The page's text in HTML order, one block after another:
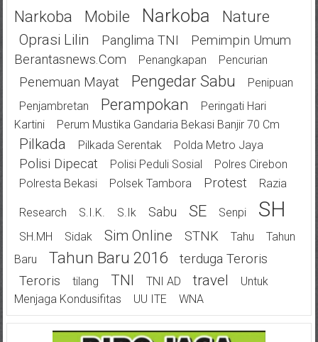
Narkoba
Mobile Narkoba Nature
Oprasi Lilin Panglima TNI
Pemimpin Umum
Berantasnews.com
Penangkapan Pencurian
Penemuan Mayat Pengedar Sabu
Penipuan
Penjambretan
Perampokan
Peringati Hari
Kartini
Perum Mustika Gandaria Bekasi Banjir 70 Cm
Pilkada Pilkada Serentak Polda Metro Jaya
Polisi Dipecat Polisi Peduli Sosial
Polres Cirebon
Polresta Bekasi
Polsek Tambora Protest Razia
Research S.I.K. S.Ik Sabu SE Senpi SH
SH.MH Sidak Sim Online STNK Tahu
Tahun
Baru
Tahun Baru 2016
Terduga Teroris
Teroris
Tilang TNI TNI AD Travel
Untuk
Menjaga Kondusifitas
UU ITE WNA